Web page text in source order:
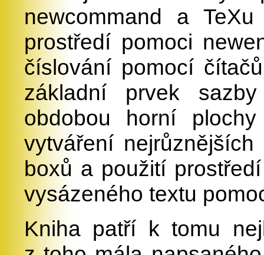
newcommand a TeXu
prostředí pomoci
číslování pomocí
základní prvek
obdobou horní
vytváření
boxů a použití
vysázeného textu
Kniha patří k tomu